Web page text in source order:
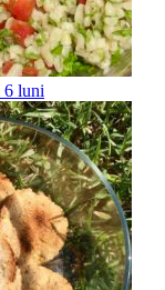
6 luni